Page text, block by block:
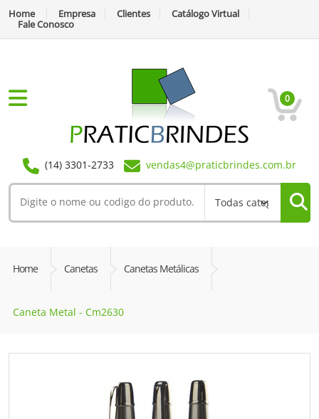
Home Empresa Clientes
Catálogo Virtual
Fale Conosco
0
(14) 3301-2733 vendas4@praticbrindes.com.br
Home Canetas Canetas Metálicas
Caneta Metal - Cm2630